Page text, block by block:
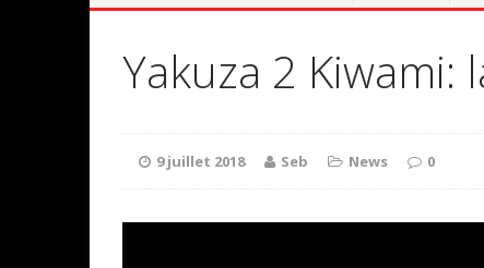
Yakuza 2
9 juillet 2018 Seb News 0